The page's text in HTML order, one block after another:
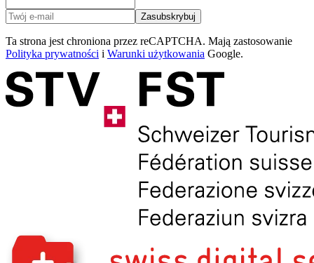
Zasubskrybuj
Ta strona jest chroniona przez reCAPTCHA. Mają zastosowanie
Polityka prywatności i Warunki użytkowania Google.